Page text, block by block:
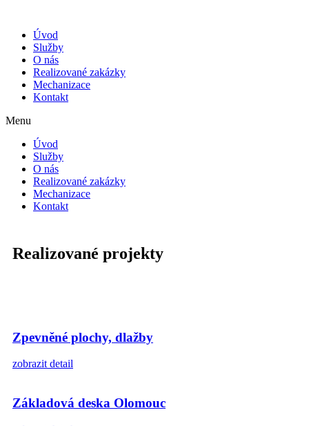
contentÚvod
Služby
O nás
Realizované zakázky
Mechanizace
Kontakt
Menu
Úvod
Služby
O nás
Realizované zakázky
Mechanizace
Kontakt
Realizované projekty
Zpevněné plochy, dlažby
zobrazit detail
Základová deska Olomouc